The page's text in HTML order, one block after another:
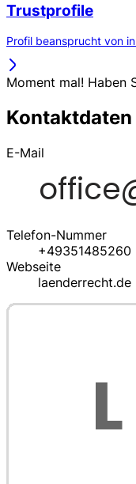
Trustprofile
Profil beansprucht von
Moment mal! Haben
Kontaktdaten
E-Mail
Telefon-Nummer
+49351485260
Webseite
laenderrecht.de